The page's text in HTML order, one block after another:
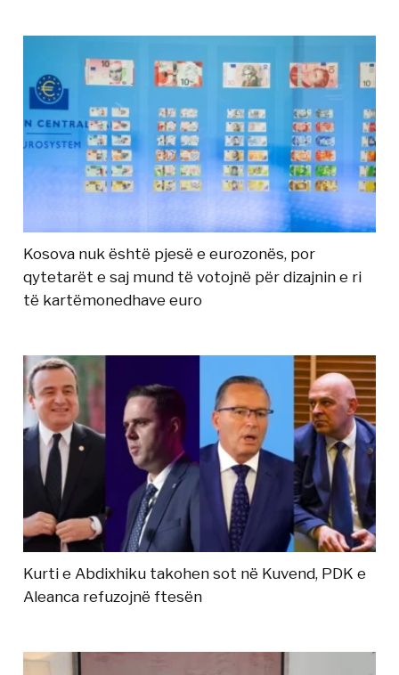
Kosova nuk është pjesë e eurozonës, por
qytetarët e saj mund të votojnë për dizajnin e ri
të kartëmonedhave euro
Kurti e Abdixhiku takohen sot në Kuvend, PDK e
Aleanca refuzojnë ftesën